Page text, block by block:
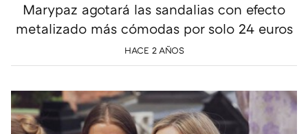
Marypaz agotará las sandalias con efecto
metalizado más cómodas por solo 24 euros
HACE 2 AÑOS